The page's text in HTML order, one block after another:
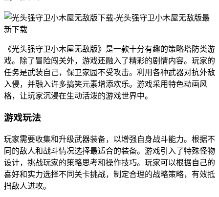
《光头强守卫小木屋无敌版》是一款十分有趣的策略塔防类游
戏。除了冒险闯关外，游戏还融入了精彩的剧情内容。玩家的
任务是武装自己，保卫家园不受攻击。利用各种武器对抗外敌
入侵，并融入许多搞笑元素增添欢乐。游戏采用特色动画风
格，让玩家沉浸在生动活泼的游戏世界中。
游戏玩法
玩家需要收集和升级武器装备，以增强自身战斗能力。根据不
同的敌人和战斗情况选择最适合的装备。游戏引入了特殊怪物
设计，挑战玩家的策略思考和操作技巧。玩家可以根据自己的
喜好和实力选择不同关卡挑战，制定合理的战略策略，有效抵
挡敌人进攻。